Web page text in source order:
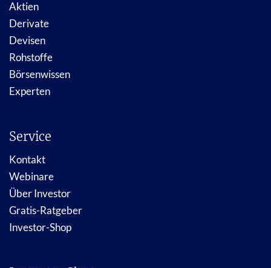
Aktien
Derivate
Devisen
Rohstoffe
Börsenwissen
Experten
Service
Kontakt
Webinare
Über Investor
Gratis-Ratgeber
Investor-Shop